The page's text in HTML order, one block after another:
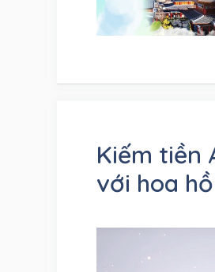
Kiếm tiền
với hoa